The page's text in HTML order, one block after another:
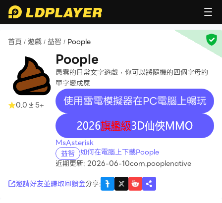
首頁 / 遊戲 / 益智 / Poople
0.0 5+
Poople
愚蠢的日常文字遊戲，你可以將隨機的四個字母的
單字變成屎
使用雷電模擬器在PC電腦上暢玩
recommend
MsAsterisk
益智 如何在電腦上下載Poople
近期更新: 2026-06-10com.pooplenative
邀請好友並賺取回饋金分享: